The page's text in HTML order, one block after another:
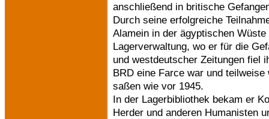
anschließend in britische
Durch seine erfolgreiche
Alamein in der ägyptischen
Lagerverwaltung, wo er für die
und westdeutscher Zeitungen fiel
BRD eine Farce war und
saßen wie vor 1945.
In der Lagerbibliothek bekam er
Herder und anderen Humanisten